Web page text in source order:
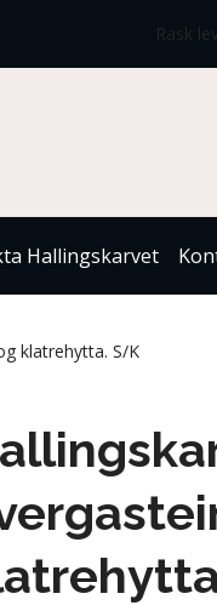
Rask
Hallingskarvet
klatrehytta. S/K